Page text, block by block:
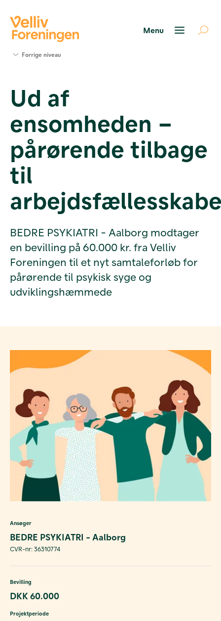
Værktøjer
og viden
Foreningen
Kontakt
os
Forrige niveau
Ud af
ensomheden –
pårørende tilbage
til
BEDRE PSYKIATRI - Aalborg modtager
en bevilling på 60.000 kr. fra Velliv
Foreningen til et nyt samtaleforløb for
pårørende til psykisk syge og
udviklingshæmmede
Ansøger
BEDRE PSYKIATRI - Aalborg
CVR-nr: 36310774
Bevilling
DKK 60.000
Projektperiode